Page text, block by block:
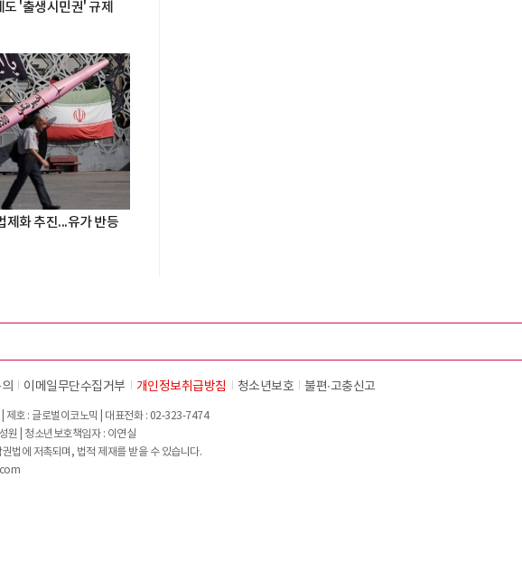
'출생시민권' 규제
제화 추진...유가 반등
이메일무단수집거부 개인정보취급방침 청소년보호 불편∙고충신고
제호 : 글로벌이코노믹 | 대표전화 : 02-323-7474
원 | 청소년보호책임자 : 이연실
법에 저촉되며, 법적 제재를 받을 수 있습니다.